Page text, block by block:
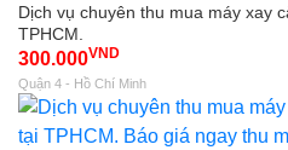
Dịch vụ chuyên thu mua máy xay
TPHCM.
300.000VND
Quận 4 - Hồ Chí Minh